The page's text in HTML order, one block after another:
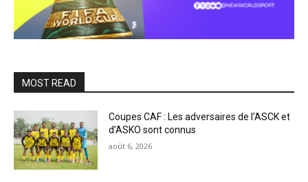
MOST READ
Coupes CAF : Les adversaires de l’ASCK et
d’ASKO sont connus
août 6, 2026